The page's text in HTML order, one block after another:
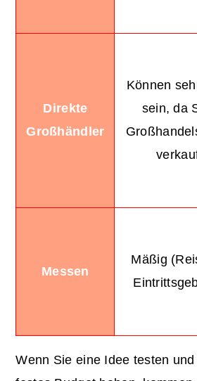
Direkte
Großhändler
Können
sein, da
Messen
Mäßig
Wenn Sie eine Idee testen